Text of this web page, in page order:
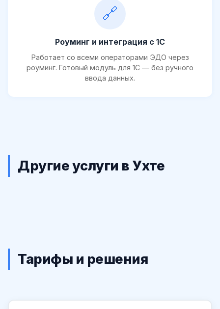
🔗
Роуминг и интеграция с 1С
Работает со всеми операторами ЭДО через
роуминг. Готовый модуль для 1С — без ручного
ввода данных.
Другие услуги в Ухте
Тарифы и решения